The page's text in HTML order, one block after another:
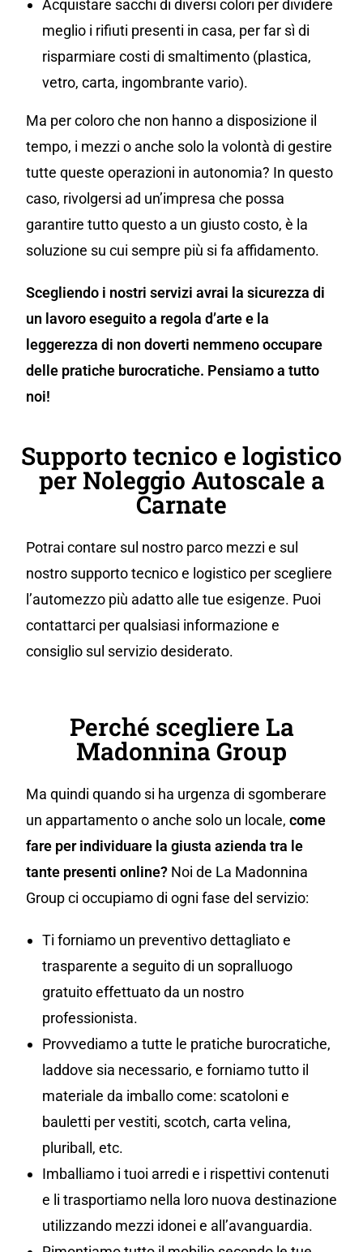
Acquistare sacchi di diversi colori per dividere
meglio i rifiuti presenti in casa, per far sì di
risparmiare costi di smaltimento (plastica,
vetro, carta, ingombrante vario).
Ma per coloro che non hanno a disposizione il
tempo, i mezzi o anche solo la volontà di gestire
tutte queste operazioni in autonomia? In questo
caso, rivolgersi ad un’impresa che possa
garantire tutto questo a un giusto costo, è la
soluzione su cui sempre più si fa affidamento.
Scegliendo i nostri servizi avrai la sicurezza di
un lavoro eseguito a regola d’arte e la
leggerezza di non doverti nemmeno occupare
delle pratiche burocratiche. Pensiamo a tutto
noi!
Supporto tecnico e logistico
per Noleggio Autoscale a
Carnate
Potrai contare sul nostro parco mezzi e sul
nostro supporto tecnico e logistico per scegliere
l’automezzo più adatto alle tue esigenze. Puoi
contattarci per qualsiasi informazione e
consiglio sul servizio desiderato.
Perché scegliere La
Madonnina Group
Ma quindi quando si ha urgenza di sgomberare
un appartamento o anche solo un locale, come
fare per individuare la giusta azienda tra le
tante presenti online? Noi de La Madonnina
Group ci occupiamo di ogni fase del servizio:
Ti forniamo un preventivo dettagliato e
trasparente a seguito di un sopralluogo
gratuito effettuato da un nostro
professionista.
Provvediamo a tutte le pratiche burocratiche,
laddove sia necessario, e forniamo tutto il
materiale da imballo come: scatoloni e
bauletti per vestiti, scotch, carta velina,
pluriball, etc.
Imballiamo i tuoi arredi e i rispettivi contenuti
e li trasportiamo nella loro nuova destinazione
utilizzando mezzi idonei e all’avanguardia.